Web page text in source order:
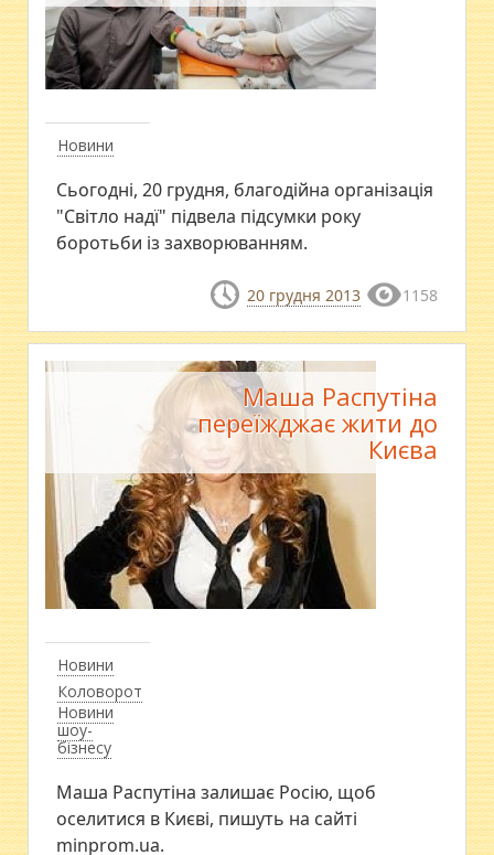
Новини
Сьогодні, 20 грудня, благодійна організація
"Світло надї" підвела підсумки року
боротьби із захворюванням.
20 грудня 2013 1158
Новини
Коловорот
Новини
шоу-
бізнесу
Маша Распутіна
переїжджає жити до
Києва
Маша Распутіна залишає Росію, щоб
оселитися в Києві, пишуть на сайті
minprom.ua.